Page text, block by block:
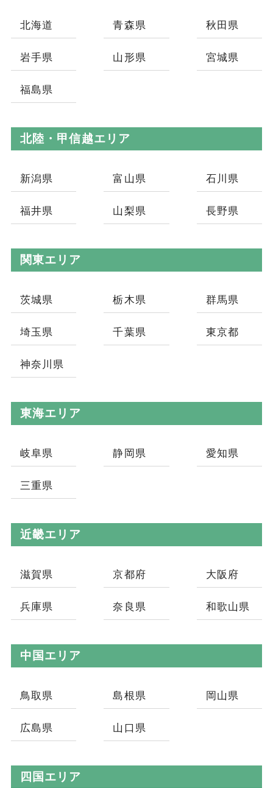
北海道 青森県 秋田県
岩手県 山形県 宮城県
福島県
北陸・甲信越エリア
新潟県 富山県 石川県
福井県 山梨県 長野県
関東エリア
茨城県 栃木県 群馬県
埼玉県 千葉県 東京都
神奈川県
東海エリア
岐阜県 静岡県 愛知県
三重県
近畿エリア
滋賀県 京都府 大阪府
兵庫県 奈良県 和歌山県
中国エリア
鳥取県 島根県 岡山県
広島県 山口県
四国エリア